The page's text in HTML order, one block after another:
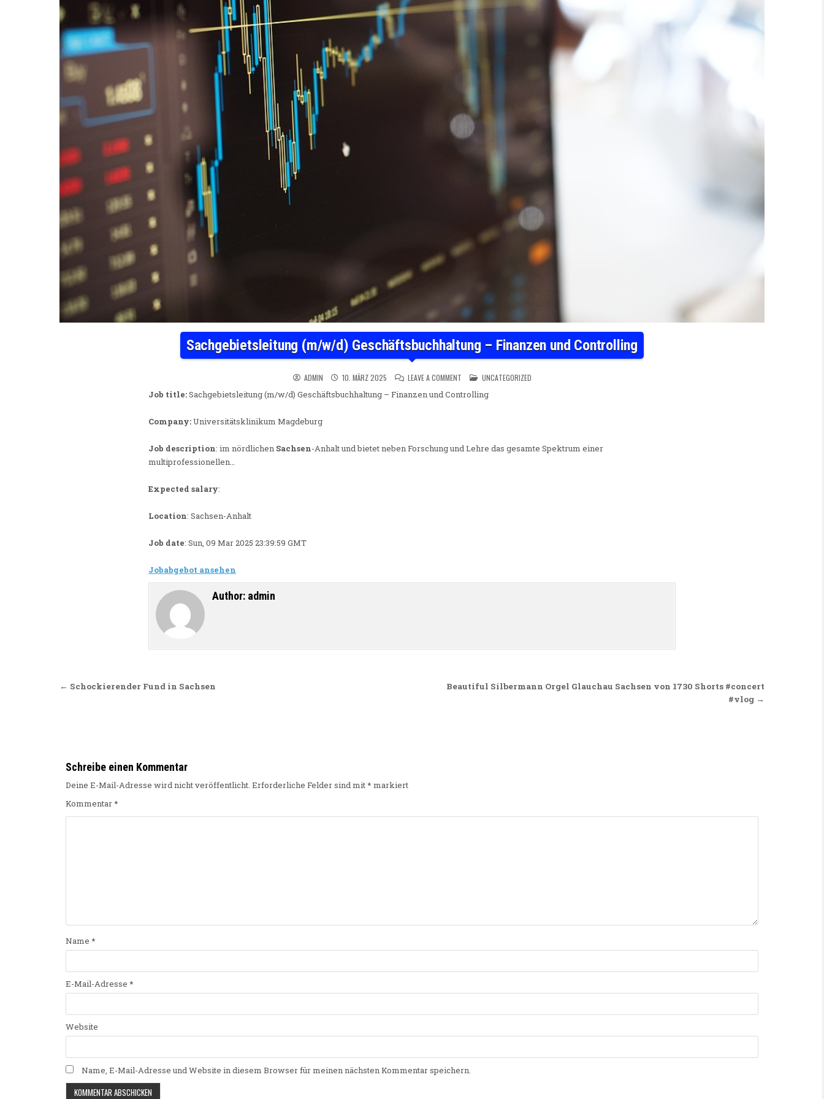
Sachgebietsleitung (m/w/d) Geschäftsbuchhaltung – Finanzen und Controlling
ADMIN 10. MÄRZ 2025 LEAVE A COMMENTON SACHGEBIETSLEITUNG (M/W/D) GESCHÄFTSBUCHHALTUNG – FINANZEN UND CONTROLLING
POSTED IN
UNCATEGORIZED
Job title:Sachgebietsleitung (m/w/d) Geschäftsbuchhaltung – Finanzen und Controlling
Company:Universitätsklinikum Magdeburg
Job description: im nördlichen Sachsen-Anhalt und bietet neben Forschung und Lehre das gesamte Spektrum einer
multiprofessionellen…
Expected salary:
Location: Sachsen-Anhalt
Job date: Sun, 09 Mar 2025 23:39:59 GMT
Jobabgebot ansehen
Author: admin
Beitragsnavigation
Beautiful Silbermann Orgel Glauchau Sachsen von 1730 Shorts #concert
#vlog →
← Schockierender Fund in Sachsen
Schreibe einen Kommentar
Deine E-Mail-Adresse wird nicht veröffentlicht. Erforderliche Felder sind mit* markiert
Kommentar*
Name *
E-Mail-Adresse *
Website
Name, E-Mail-Adresse und Website in diesem Browser für meinen nächsten Kommentar speichern.